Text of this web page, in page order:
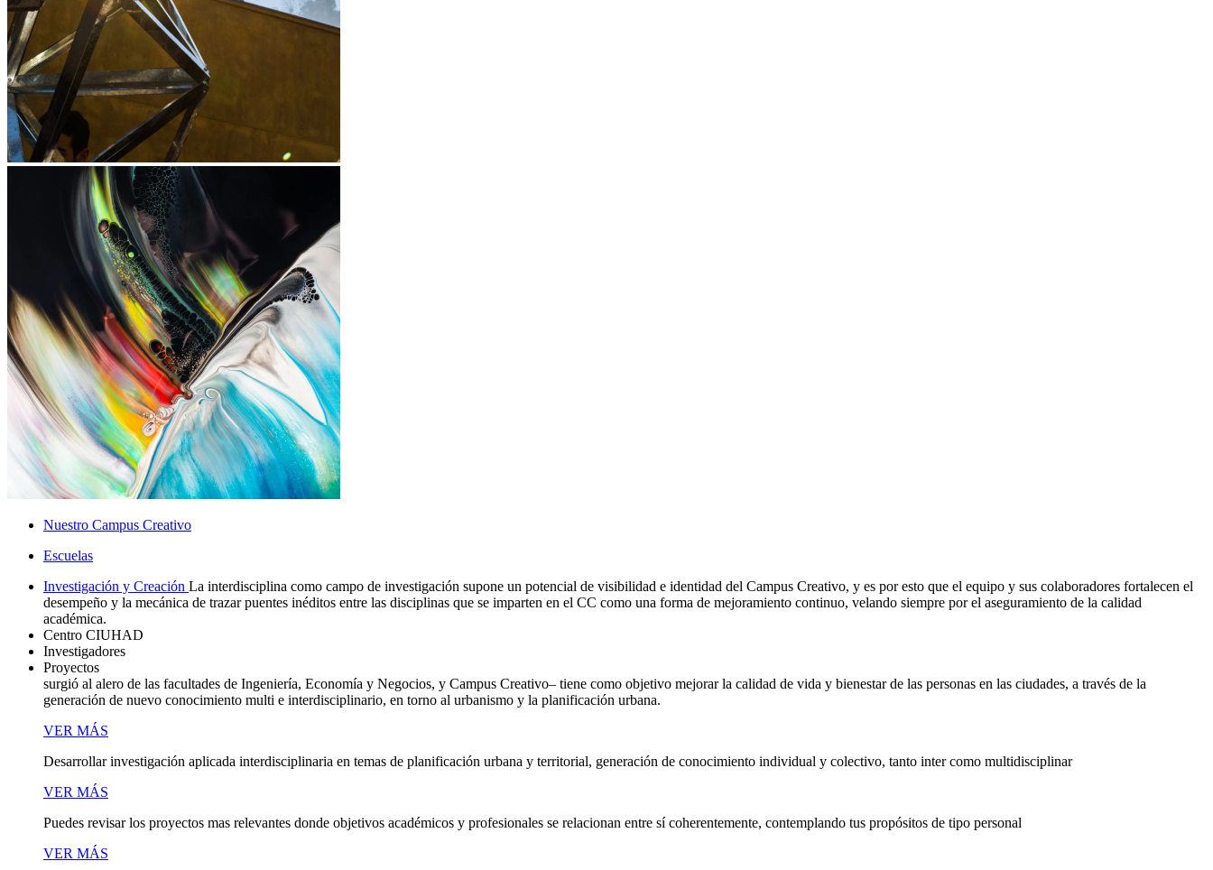
Nuestro Campus Creativo
Escuelas
Investigación y Creación La interdisciplina como campo de investigación supone un potencial de visibilidad e identidad del Campus Creativo, y es por esto que el equipo y sus colaboradores fortalecen el
desempeño y la mecánica de trazar puentes inéditos entre las disciplinas que se imparten en el CC como una forma de mejoramiento continuo, velando siempre por el aseguramiento de la calidad
académica.
Centro CIUHAD
Investigadores
Proyectos
surgió al alero de las facultades de Ingeniería, Economía y Negocios, y Campus Creativo– tiene como objetivo mejorar la calidad de vida y bienestar de las personas en las ciudades, a través de la
generación de nuevo conocimiento multi e interdisciplinario, en torno al urbanismo y la planificación urbana.
VER MÁS
Desarrollar investigación aplicada interdisciplinaria en temas de planificación urbana y territorial, generación de conocimiento individual y colectivo, tanto inter como multidisciplinar
VER MÁS
Puedes revisar los proyectos mas relevantes donde objetivos académicos y profesionales se relacionan entre sí coherentemente, contemplando tus propósitos de tipo personal
VER MÁS